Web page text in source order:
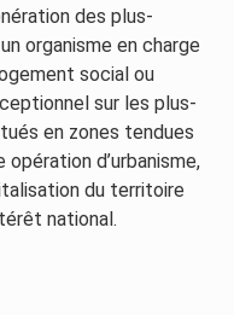
des plus-
organisme en charge
social ou
sur les plus-
en zones tendues
opération d’urbanisme,
du territoire
national.